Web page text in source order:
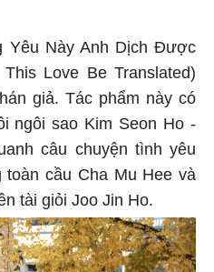
Yêu Này Anh Dịch Được
Love Be Translated)
giả. Tác phẩm này có
ngôi sao Kim Seon Ho -
câu chuyện tình yêu
cầu Cha Mu Hee và
tài giỏi Joo Jin Ho.